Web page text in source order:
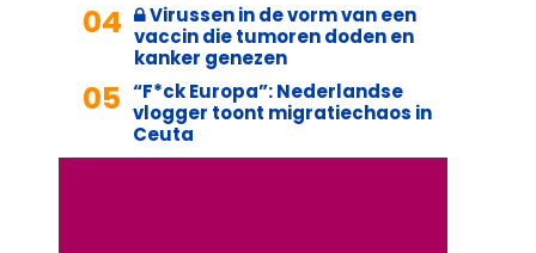
04
Virussen in de vorm van een
vaccin die tumoren doden en
kanker genezen
05 “F*ck Europa”: Nederlandse
vlogger toont migratiechaos in
Ceuta